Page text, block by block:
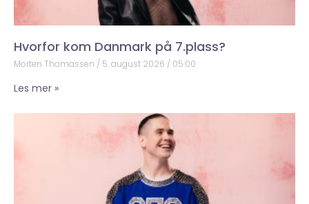
Hvorfor kom Danmark på 7.plass?
Morten Thomassen 5. august 2026 05:00
Les mer »